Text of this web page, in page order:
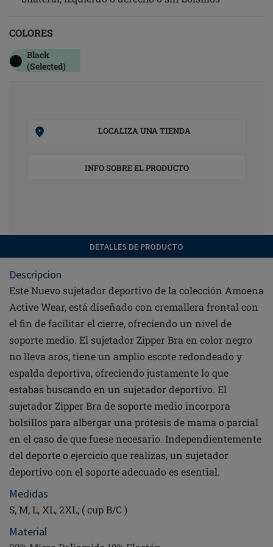
COLORES
Black
(Selected)
LOCALIZA UNA TIENDA
INFO SOBRE EL PRODUCTO
DETALLES DE PRODUCTO
Descripcion
Este Nuevo sujetador deportivo de la colección Amoena
Active Wear, está diseñado con cremallera frontal con
el fin de facilitar el cierre, ofreciendo un nivel de
soporte medio. El sujetador Zipper Bra en color negro
no lleva aros, tiene un amplio escote redondeado y
espalda deportiva, ofreciendo justamente lo que
estabas buscando en un sujetador deportivo. El
sujetador Zipper Bra de soporte medio incorpora
bolsillos para albergar una prótesis de mama o parcial
en el caso de que fuese necesario. Independientemente
del deporte o ejercicio que realizas, un sujetador
deportivo con el soporte adecuado es esential.
Medidas
S, M, L, XL, 2XL; ( cup B/C )
Material